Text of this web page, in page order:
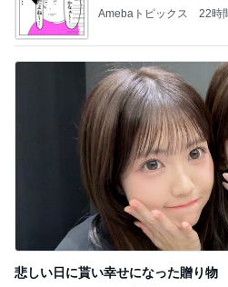
Amebaトピックス 22時
悲しい日に貰い幸せになった贈り物